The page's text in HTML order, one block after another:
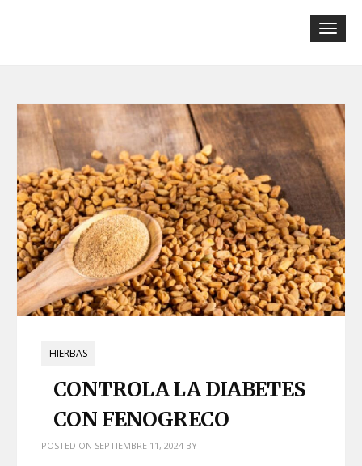
HIERBAS
CONTROLA LA DIABETES
CON FENOGRECO
POSTED ON SEPTIEMBRE 11, 2024 BY